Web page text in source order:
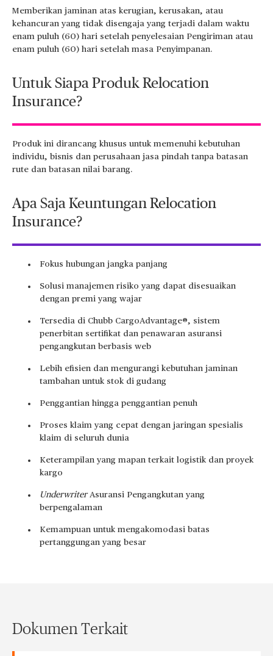
Memberikan jaminan atas kerugian, kerusakan, atau
kehancuran yang tidak disengaja yang terjadi dalam waktu
enam puluh (60) hari setelah penyelesaian Pengiriman atau
enam puluh (60) hari setelah masa Penyimpanan.​
Untuk Siapa Produk Relocation
Insurance?​
Produk ini dirancang khusus untuk memenuhi kebutuhan
individu, bisnis dan perusahaan jasa pindah tanpa batasan
rute dan batasan nilai barang.
Apa Saja Keuntungan Relocation
Insurance?
Fokus hubungan jangka panjang
Solusi manajemen risiko yang dapat disesuaikan
dengan premi yang wajar
Tersedia di Chubb CargoAdvantage®, sistem
penerbitan sertifikat dan penawaran asuransi
pengangkutan berbasis web
Lebih efisien dan mengurangi kebutuhan jaminan
tambahan untuk stok di gudang
Penggantian hingga penggantian penuh
Proses klaim yang cepat dengan jaringan spesialis
klaim di seluruh dunia
Keterampilan yang mapan terkait logistik dan proyek
kargo
UnderwriterAsuransi Pengangkutan yang
berpengalaman
Kemampuan untuk mengakomodasi batas
pertanggungan yang besar
Dokumen Terkait